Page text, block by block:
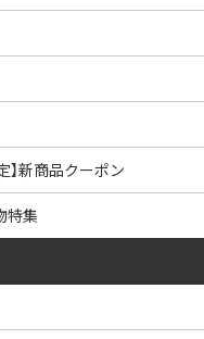
】新商品クーポン
特集